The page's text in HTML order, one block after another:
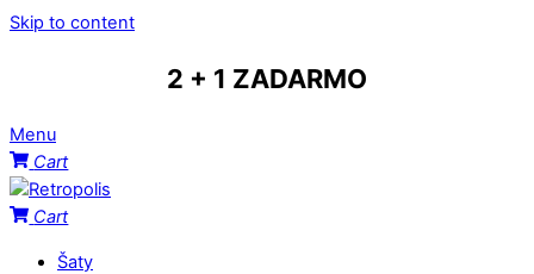
Skip to content
2 + 1 ZADARMO
Menu
Cart
Cart
Šaty